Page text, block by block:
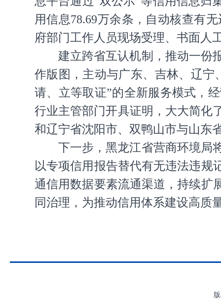
用信息78.69万余条，自动核查有
府部门工作人员现场受理、书面人
建立跨省互认机制，推动一份
作版图，主动与广东、吉林、辽宁
请、立等取证”的全新服务模式，
行业主管部门开具证明，大大简化
和辽宁省沈阳市、双鸭山市与山东
下一步，黑龙江省营商环境局
以专项信用报告替代有无违法违规
通信用数据要素流通渠道，持续扩
同治理，为推动信用体系建设高质